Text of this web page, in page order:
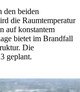
den beiden
die Raumtemperatur
auf konstantem
bietet im Brandfall
Die
geplant.